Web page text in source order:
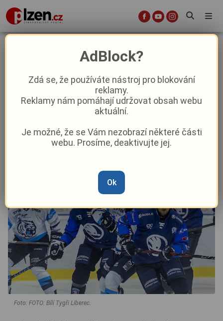
Vítězný začátek sezóny. Indiáni
vyloupili Tygry, zářila nová posila,
která ani neměla hrát
Sport Aktuálně
Marie Osvaldová –10. 9. 2025|18:29
Foto: FOTO: Bílí Tygři Liberec.
AdBlock?
Zdá se, že používáte nástroj pro blokování
reklamy.
Reklamy nám pomáhají udržovat obsah webu
aktuální.
Je možné, že se Vám nezobrazí některé části
webu. Prosíme, deaktivujte jej.
Ok